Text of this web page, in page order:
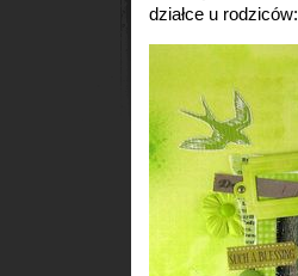
działce u rodziców: